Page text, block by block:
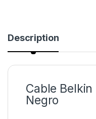
Description
Cable
Negro